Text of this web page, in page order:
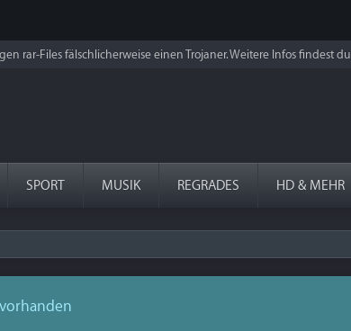
rar-Files fälschlicherweise einen Trojaner. Weitere Infos findest du
SPORT MUSIK REGRADES HD & MEHR